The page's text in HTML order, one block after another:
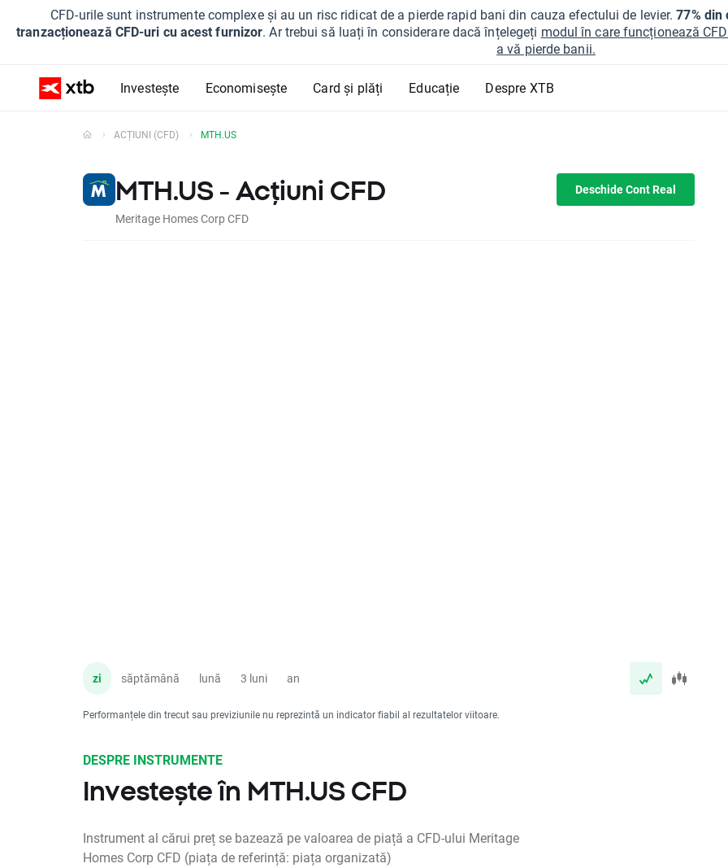
CFD-urile sunt instrumente complexe și au un risc ridicat de a pierde rapid bani din cauza efectului de levier.77%
tranzacționează CFD-uri cu acest furnizor. Ar trebui să luați în considerare dacă înțelegeți modul în care funcționează
a vă pierde banii.
Investește Economisește Card și plăți Educație Despre XTB
ACȚIUNI (CFD) MTH.US
MTH.US - Acțiuni CFD
Meritage Homes Corp CFD
Deschide Cont Real
zi săptămână lună 3 luni an
Performanțele din trecut sau previziunile nu reprezintă un indicator fiabil al rezultatelor viitoare.
DESPRE INSTRUMENTE
Investește în MTH.US CFD
Instrument al cărui preț se bazează pe valoarea de piață a CFD-ului Meritage
Homes Corp CFD (piața de referință: piața organizată)